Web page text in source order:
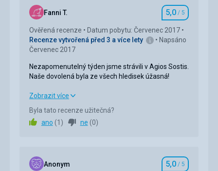
Fanni T. Hodnocení
5,0 / 5
Ověřená recenze
Datum pobytu: Červenec 2017
Recenze vytvořená před 3 a více lety
Napsáno
Červenec 2017
Nezapomenutelný týden jsme strávili v Agios Sostis.
Naše dovolená byla ze všech hledisek úžasná!
Nezapomenutelný týden jsme strávili v Agios Sostis.
Strava
Okolí 5,0/ 5
Zobrazit více
Byla tato recenze užitečná?
ano (1 ) ne (0)
Anonym Hodnocení
5,0 / 5